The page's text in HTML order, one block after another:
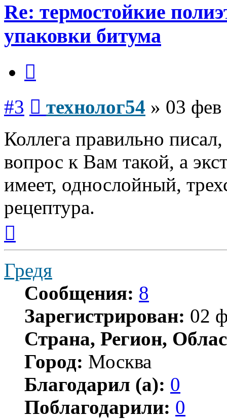
Re: термостойкие
упаковки битума
#3 технолог54 » 03
Коллега правильно
вопрос к Вам такой, а
имеет, однослойный,
рецептура.
началу
Гредя
Сообщения: 8
Зарегистрирован: 02
Страна, Регион,
Город: Москва
Благодарил (а): 0
Поблагодарили: 0